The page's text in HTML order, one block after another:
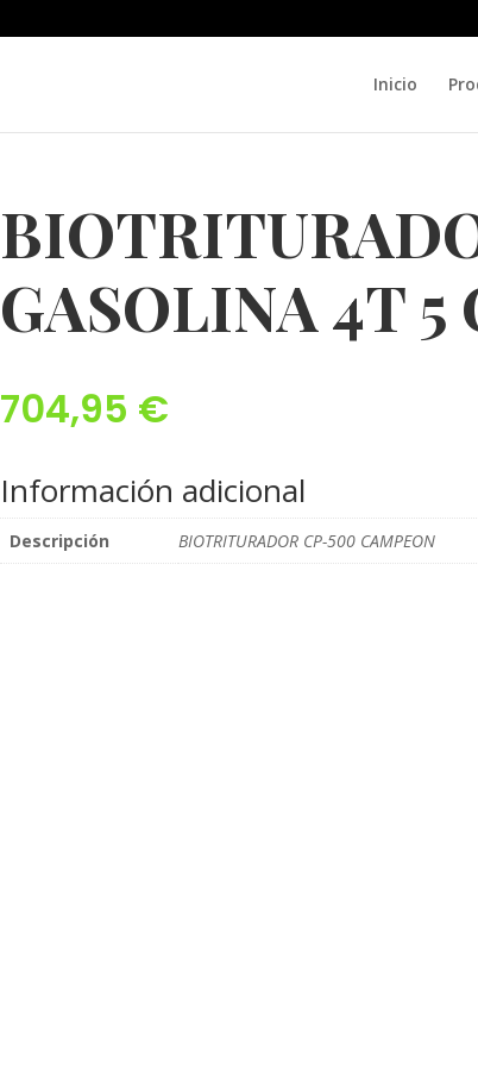
Inicio
GASOLINA 4T 5
704,95 €
Información adicional
Descripción BIOTRITURADOR CP-500 CAMPEON